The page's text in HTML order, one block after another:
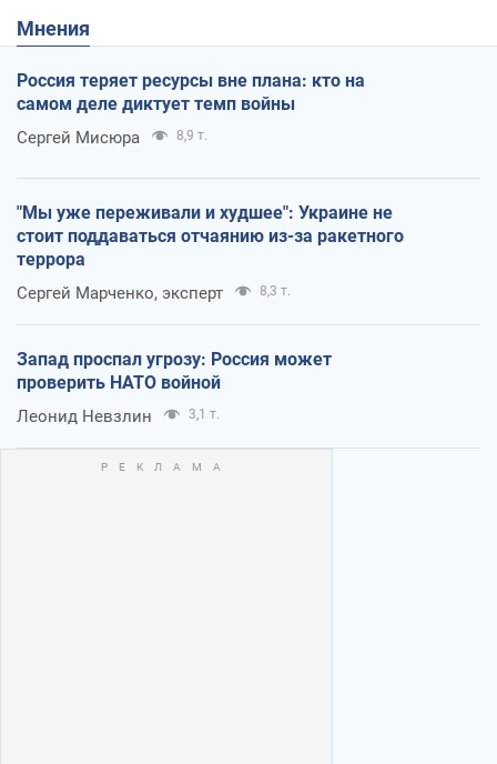
Мнения
Россия теряет ресурсы вне плана: кто на
самом деле диктует темп войны
Сергей Мисюра 8,9 т.
"Мы уже переживали и худшее": Украине не
стоит поддаваться отчаянию из-за ракетного
террора
Сергей Марченко, эксперт 8,3 т.
Запад проспал угрозу: Россия может
проверить НАТО войной
Леонид Невзлин 3,1 т.